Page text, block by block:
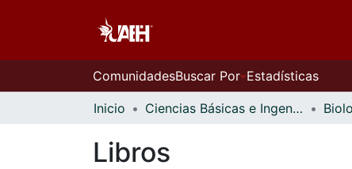
ComunidadesBuscar Por Estadísticas
Inicio Ciencias Básicas e Ingeniería
Libros